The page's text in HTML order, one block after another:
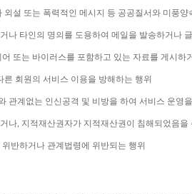
외설 또는 폭력적인 메시지 등 공공질서와 미풍
나 타인의 명의를 도용하여 메일을 발송하거나
또는 바이러스를 포함하고 있는 자료를 게시하
회원의 서비스 이용을 방해하는 행위
관계없는 인신공격 및 비방을 하여 서비스 운영
나, 지적재산권자가 지적재산권이 침해되었음을
반하거나 관계법령에 위반되는 행위